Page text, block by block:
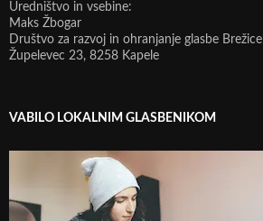
Uredništvo in vsebine:
Maks Žbogar
Društvo za razvoj in ohranjanje glasbe Brežice
Župelevec 23, 8258 Kapele
VABILO LOKALNIM GLASBENIKOM